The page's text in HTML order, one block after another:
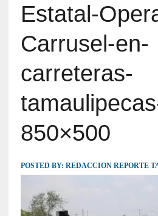
Estatal-
Carrusel-en-
carreteras-
850×500
POSTED BY: REDACCION REPORTE